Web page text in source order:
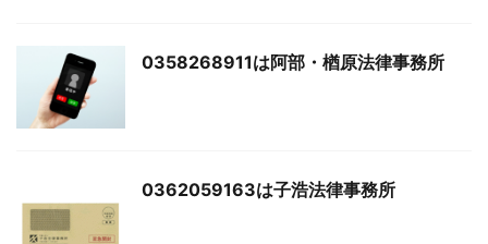
0358268911は阿部・楢原法律事務所
0362059163は子浩法律事務所